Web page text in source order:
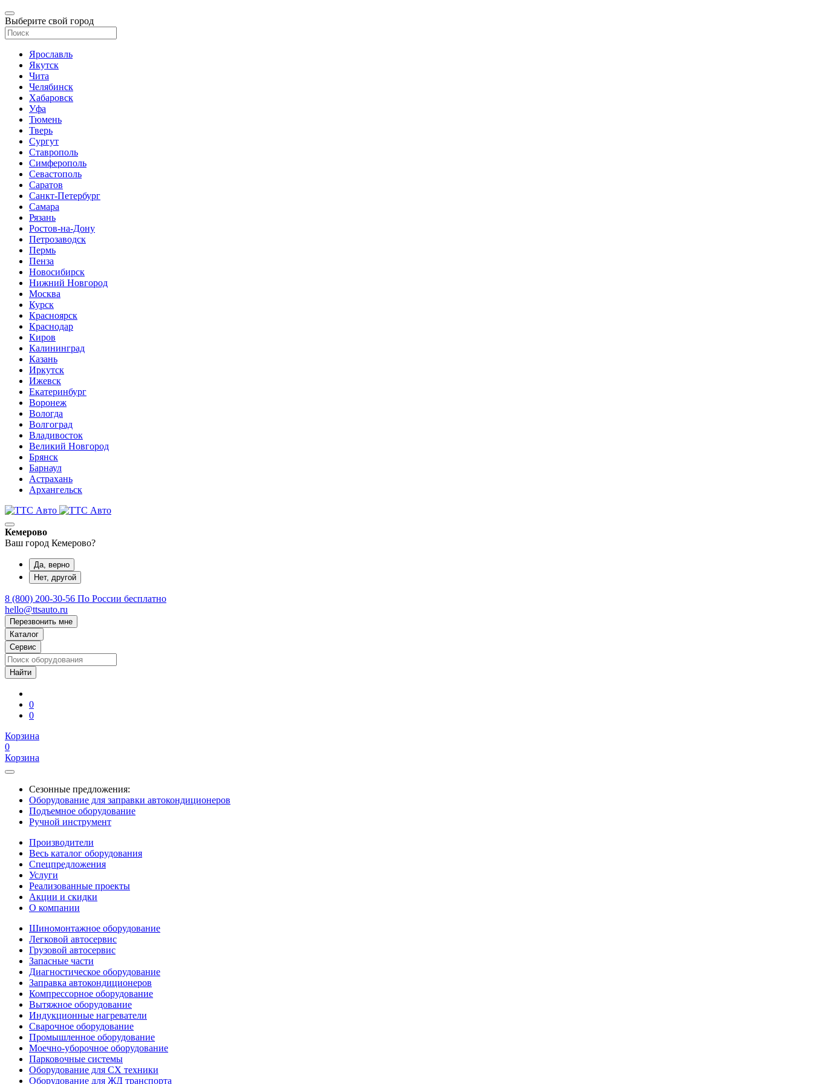
Выберите свой город
Ярославль
Якутск
Чита
Челябинск
Хабаровск
Уфа
Тюмень
Тверь
Сургут
Ставрополь
Симферополь
Севастополь
Саратов
Санкт-Петербург
Самара
Рязань
Ростов-на-Дону
Петрозаводск
Пермь
Пенза
Новосибирск
Нижний Новгород
Москва
Курск
Красноярск
Краснодар
Киров
Калининград
Казань
Иркутск
Ижевск
Екатеринбург
Воронеж
Вологда
Волгоград
Владивосток
Великий Новгород
Брянск
Барнаул
Астрахань
Архангельск
Кемерово
Ваш город Кемерово?
Да, верно
Нет, другой
8 (800) 200-30-56 По России бесплатно
hello@ttsauto.ru
Перезвонить мне
Каталог
Сервис
0
0
Корзина
0
Корзина
Сезонные предложения:
Оборудование для заправки автокондиционеров
Подъемное оборудование
Ручной инструмент
Производители
Весь каталог оборудования
Спецпредложения
Услуги
Реализованные проекты
Акции и скидки
О компании
Шиномонтажное оборудование
Легковой автосервис
Грузовой автосервис
Запасные части
Диагностическое оборудование
Заправка автокондиционеров
Компрессорное оборудование
Вытяжное оборудование
Индукционные нагреватели
Сварочное оборудование
Промышленное оборудование
Моечно-уборочное оборудование
Парковочные системы
Оборудование для СХ техники
Оборудование для ЖД транспорта